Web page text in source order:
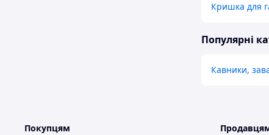
Кришка для
Популярні
Кавники,
Покупцям